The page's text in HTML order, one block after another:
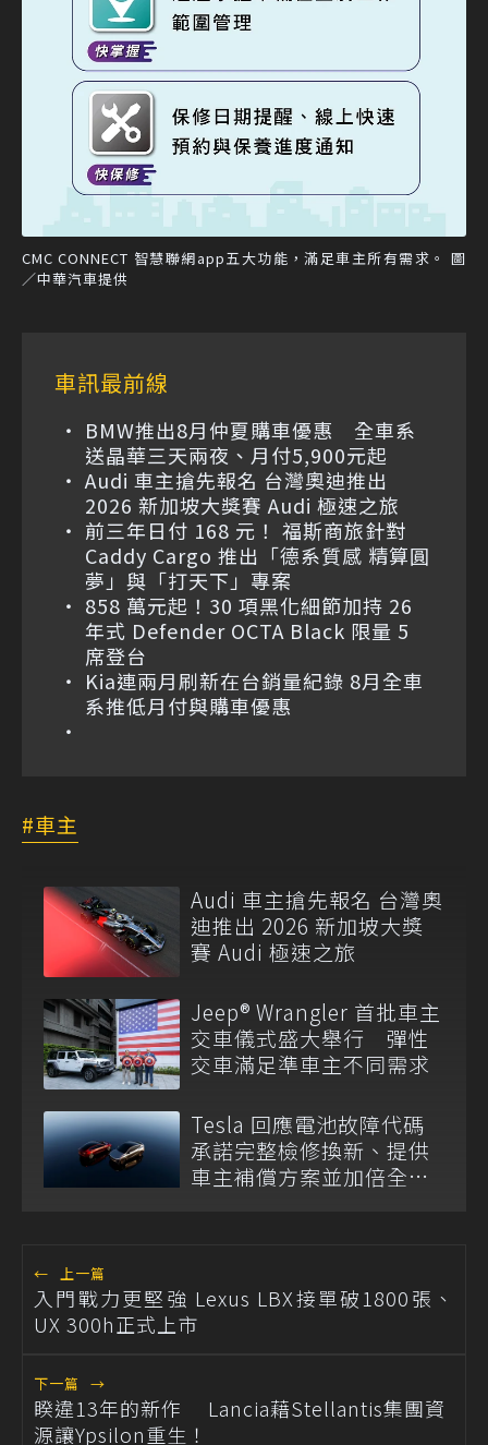
CMC CONNECT 智慧聯網app五大功能，滿足車主所有需求。 圖
／中華汽車提供
車訊最前線
BMW推出8月仲夏購車優惠 全車系
送晶華三天兩夜、月付5,900元起
Audi 車主搶先報名 台灣奧迪推出
2026 新加坡大獎賽 Audi 極速之旅
前三年日付 168 元！ 福斯商旅針對
Caddy Cargo 推出「德系質感 精算圓
夢」與「打天下」專案
858 萬元起！30 項黑化細節加持 26
年式 Defender OCTA Black 限量 5
席登台
Kia連兩月刷新在台銷量紀錄 8月全車
系推低月付與購車優惠
車主
Audi 車主搶先報名 台灣奧
迪推出 2026 新加坡大獎
賽 Audi 極速之旅
Jeep® Wrangler 首批車主
交車儀式盛大舉行 彈性
交車滿足準車主不同需求
Tesla 回應電池故障代碼
承諾完整檢修換新、提供
車主補償方案並加倍全台
← 上一篇
入門戰力更堅強 Lexus LBX接單破1800張、
UX 300h正式上市
下一篇 →
睽違13年的新作 Lancia藉Stellantis集團資
源讓Ypsilon重生！